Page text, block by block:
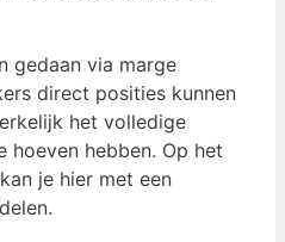
gedaan via marge
direct posities kunnen
het volledige
hoeven hebben. Op het
je hier met een